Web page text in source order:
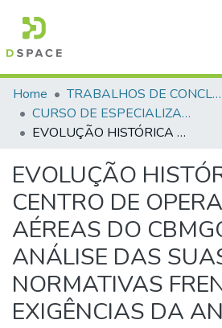
Communities & Collections
All of DSpace
Home
TRABALHOS DE CONCLUSÃO DE CURSO - CEGESP (CURSO DE ESPECIALIZAÇÃO EM GERENCIAMENTO EM SEGURANÇA PÚBLICA)
CURSO DE ESPECIALIZAÇÃO EM GERENCIAMENTO EM SEGURANÇA PÚBLICA - CEGESP - 2024
EVOLUÇÃO HISTÓRICA DO CENTRO DE OPERAÇÕES AÉREAS DO CBMGO E ANÁLISE DAS SUAS NORMATIVAS FRENTE AS EXIGÊNCIAS DA ANAC
EVOLUÇÃO
CENTRO DE
AÉREAS DO
ANÁLISE DAS
NORMATIVAS
EXIGÊNCIAS DA